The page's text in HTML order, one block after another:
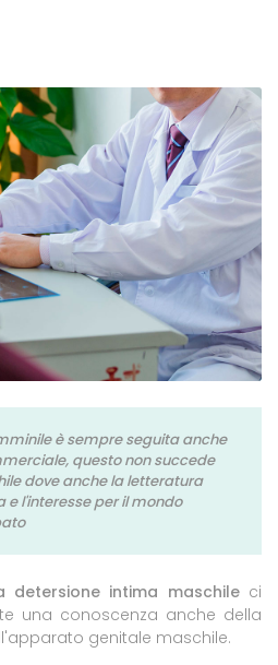
è sempre seguita anche
questo non succede
dove anche la letteratura
e l'interesse per il mondo
detersione intima maschileci
una conoscenza anche della
genitale maschile.